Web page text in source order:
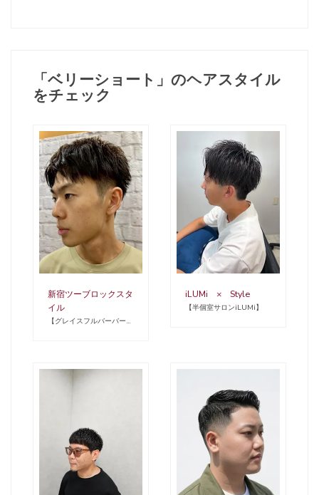
「ベリーショート」のヘアスタイル
をチェック
新宿ツーブロックスタ
イル
【グレイスフルバーバー新
iLUMi × Style
【半個室サロンiLUMi】